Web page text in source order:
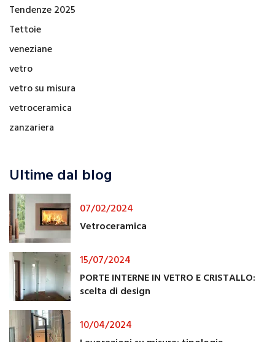
Tendenze 2025
Tettoie
veneziane
vetro
vetro su misura
vetroceramica
zanzariera
Ultime dal blog
07/02/2024
Vetroceramica
15/07/2024
PORTE INTERNE IN VETRO E CRISTALLO:
scelta di design
10/04/2024